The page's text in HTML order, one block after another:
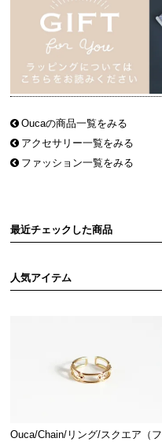
Oucaの商品一覧をみる
アクセサリー一覧をみる
ファッション一覧をみる
最近チェックした商品
人気アイテム
Ouca/Chain/リング/スクエア（フ